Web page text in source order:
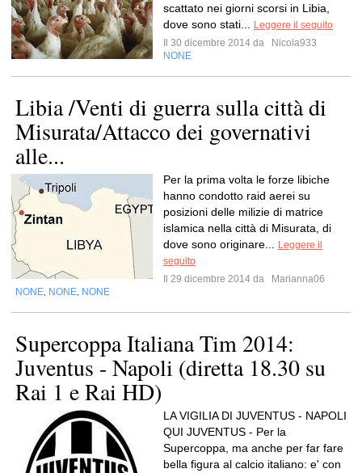
scattato nei giorni scorsi in Libia,
dove sono stati...
Leggere il seguito
Il 30 dicembre 2014 da
Nicola933
NONE
Libia /Venti di guerra sulla città di
Misurata/Attacco dei governativi
alle...
Per la prima volta le forze libiche
hanno condotto raid aerei su
posizioni delle milizie di matrice
islamica nella città di Misurata, di
dove sono originare...
Leggere il
seguito
Il 29 dicembre 2014 da
Marianna06
NONE NONE NONE
Supercoppa Italiana Tim 2014:
Juventus - Napoli (diretta 18.30 su
Rai 1 e Rai HD)
LA VIGILIA DI JUVENTUS - NAPOLI
QUI JUVENTUS - Per la
Supercoppa, ma anche per far fare
bella figura al calcio italiano: e' con